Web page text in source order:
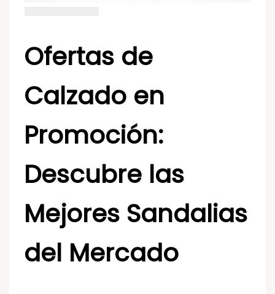
Ofertas de
Calzado en
Promoción:
Descubre las
Mejores Sandalias
del Mercado